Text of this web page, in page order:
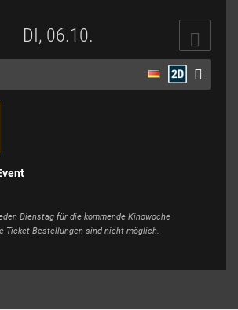
DI, 06.10.
Dienstag für die kommende Kinowoche
Ticket-Bestellungen sind nicht möglich.